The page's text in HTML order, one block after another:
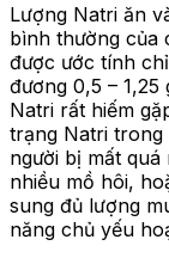
Lượng Natri ăn
bình thường của
được ước tính
đương 0,5 –
Natri rất hiếm
trạng Natri
người bị mất
nhiều mồ hôi,
sung đủ lượng
năng chủ yếu